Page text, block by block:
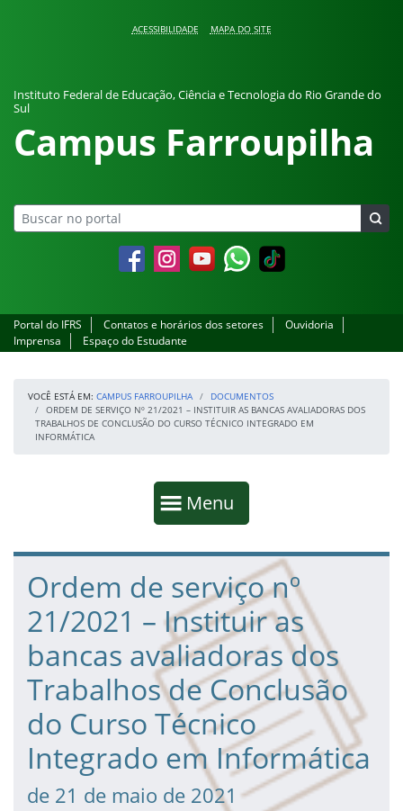
ACESSIBILIDADE MAPA DO SITE
Instituto Federal de Educação, Ciência e Tecnologia do Rio Grande do
Sul
Campus Farroupilha
FacebookInstagramYouTubeWhatsapp
Portal do IFRS Contatos e horários dos setores
Ouvidoria
Imprensa
Espaço do Estudante
VOCÊ ESTÁ EM: CAMPUS FARROUPILHA
DOCUMENTOS
ORDEM DE SERVIÇO Nº 21/2021 – INSTITUIR AS BANCAS AVALIADORAS DOS
TRABALHOS DE CONCLUSÃO DO CURSO TÉCNICO INTEGRADO EM
INFORMÁTICA
Mostrar
Menu
Fim da navegação
Início do conteúdo
Ordem de serviço nº
21/2021 – Instituir as
bancas avaliadoras dos
Trabalhos de Conclusão
do Curso Técnico
Integrado em Informática
de 21 de maio de 2021